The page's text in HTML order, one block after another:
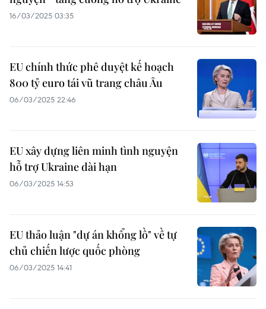
16/03/2025 03:35
EU chính thức phê duyệt kế hoạch
800 tỷ euro tái vũ trang châu Âu
06/03/2025 22:46
EU xây dựng liên minh tình nguyện
hỗ trợ Ukraine dài hạn
06/03/2025 14:53
EU thảo luận "dự án khổng lồ" về tự
chủ chiến lược quốc phòng
06/03/2025 14:41